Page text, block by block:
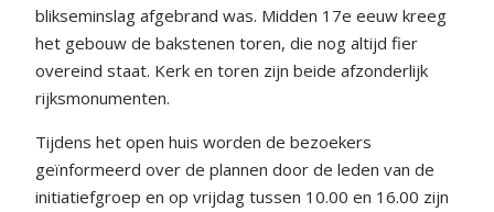
blikseminslag afgebrand was. Midden 17e eeuw kreeg
het gebouw de bakstenen toren, die nog altijd fier
overeind staat. Kerk en toren zijn beide afzonderlijk
rijksmonumenten.
Tijdens het open huis worden de bezoekers
geïnformeerd over de plannen door de leden van de
initiatiefgroep en op vrijdag tussen 10.00 en 16.00 zijn